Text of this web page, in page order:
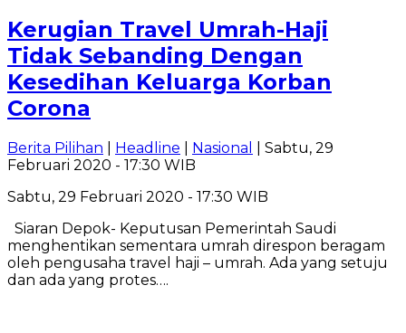
Kerugian Travel Umrah-Haji
Tidak Sebanding Dengan
Kesedihan Keluarga Korban
Corona
Berita Pilihan Headline Nasional
| Sabtu, 29
Februari 2020 - 17:30 WIB
Sabtu, 29 Februari 2020 - 17:30 WIB
Siaran Depok- Keputusan Pemerintah Saudi
menghentikan sementara umrah direspon beragam
oleh pengusaha travel haji – umrah. Ada yang setuju
dan ada yang protes….